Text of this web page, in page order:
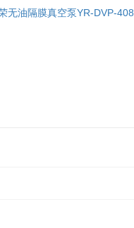
无油隔膜真空泵YR-DVP-408